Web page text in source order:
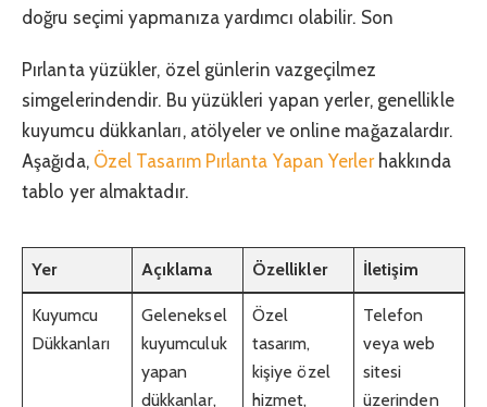
doğru seçimi yapmanıza yardımcı olabilir. Son
Pırlanta yüzükler, özel günlerin vazgeçilmez
simgelerindendir. Bu yüzükleri yapan yerler, genellikle
kuyumcu dükkanları, atölyeler ve online mağazalardır.
Aşağıda, Özel Tasarım Pırlanta Yapan Yerlerhakkında
tablo yer almaktadır.
Yer Açıklama Özellikler İletişim
Kuyumcu
Dükkanları
Geleneksel
kuyumculuk
yapan
dükkanlar,
Özel
tasarım,
kişiye özel
hizmet,
Telefon
veya web
sitesi
üzerinden